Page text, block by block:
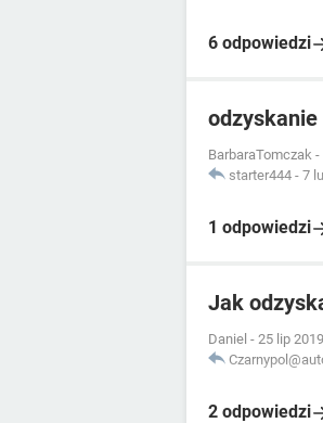
6 odpowiedzi
odzyskanie
BarbaraTomczak -
starter444 - 7
1 odpowiedzi
Jak
Daniel - 25 lip
2 odpowiedzi